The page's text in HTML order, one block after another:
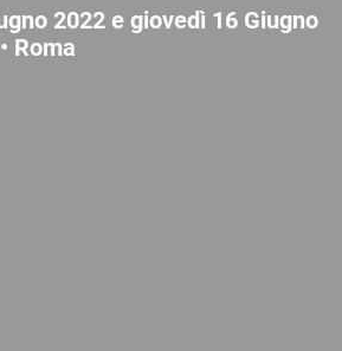
2022 e giovedì 16 Giugno
Roma